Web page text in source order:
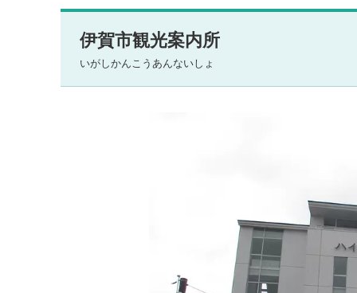
伊賀市観光案内所
いがしかんこうあんないしょ